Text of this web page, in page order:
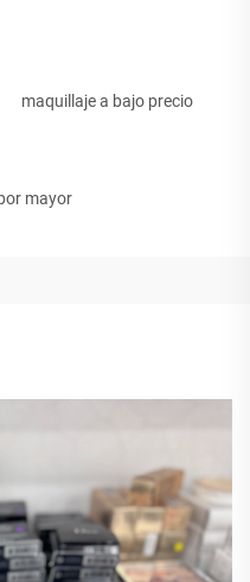
maquillaje a bajo precio
mayor